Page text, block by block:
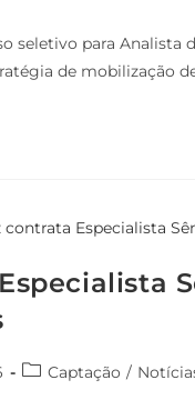
seletivo para
de mobilização
Captação /